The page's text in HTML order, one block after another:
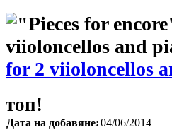
for 2 viioloncellos
топ!
Дата на добавяне:04/06/2014